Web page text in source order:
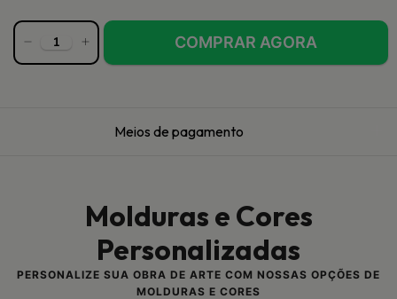
Meios de pagamento
Molduras e Cores
Personalizadas
PERSONALIZE SUA OBRA DE ARTE COM NOSSAS OPÇÕES DE
MOLDURAS E CORES